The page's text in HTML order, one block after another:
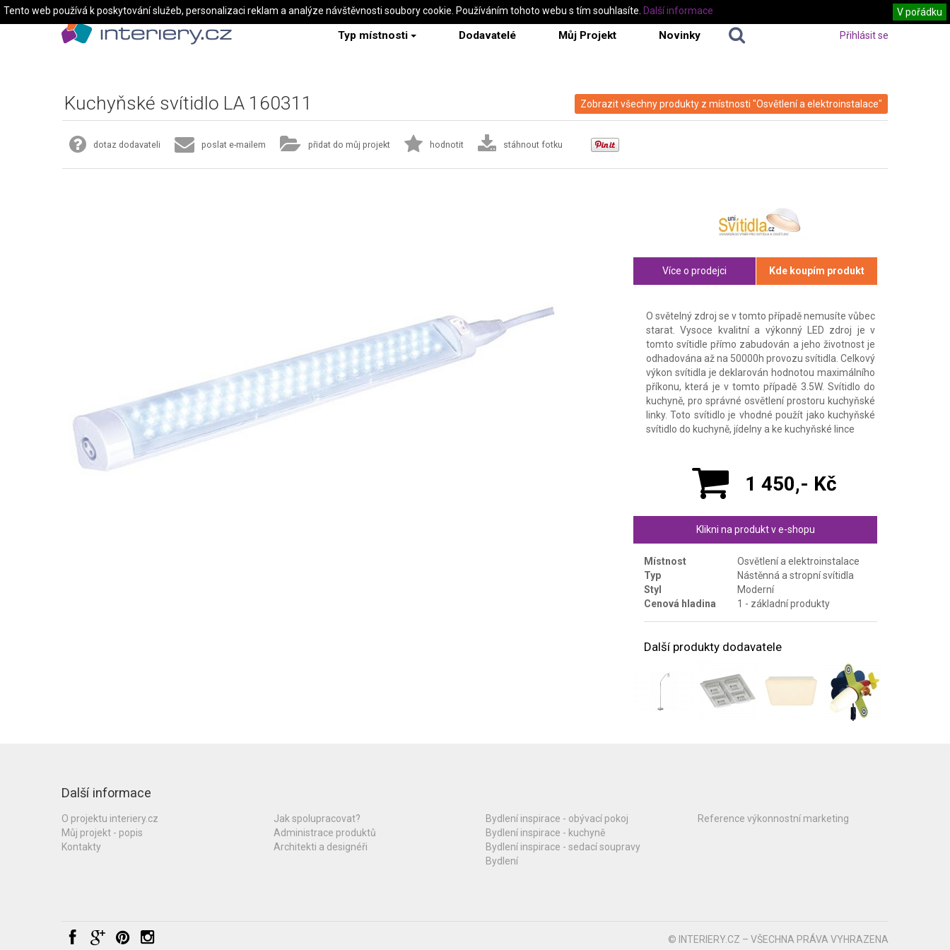
Typ místnosti Dodavatelé Můj Projekt Novinky Přihlásit se
Zobrazit všechny produkty z místnosti "Osvětlení a elektroinstalace"
Kuchyňské svítidlo LA 160311
dotaz dodavateli poslat e-mailem přidat do můj projekt hodnotit stáhnout fotku
Více o prodejci Kde koupím produkt
O světelný zdroj se v tomto případě nemusíte vůbec
starat. Vysoce kvalitní a výkonný LED zdroj je v
tomto svítidle přímo zabudován a jeho životnost je
odhadována až na 50000h provozu svítidla. Celkový
výkon svítidla je deklarován hodnotou maximálního
příkonu, která je v tomto případě 3.5W. Svítidlo do
kuchyně, pro správné osvětlení prostoru kuchyňské
linky. Toto svítidlo je vhodné použít jako kuchyňské
svítidlo do kuchyně, jídelny a ke kuchyňské lince
1 450,- Kč
Klikni na produkt v e-shopu
Místnost
Osvětlení a elektroinstalace
Typ
Nástěnná a stropní svítidla
Styl
Moderní
Cenová hladina
1 - základní produkty
Další produkty dodavatele
Další informace
O projektu interiery.cz
Můj projekt - popis
Kontakty
Jak spolupracovat?
Administrace produktů
Architekti a designéři
Bydlení inspirace - obývací pokoj
Bydlení inspirace - kuchyně
Bydlení inspirace - sedací soupravy
Bydlení
Reference výkonnostní marketing
© INTERIERY.CZ – VŠECHNA PRÁVA VYHRAZENA
Tento web používá k poskytování služeb, personalizaci reklam a analýze návštěvnosti soubory cookie. Používáním tohoto webu s tím souhlasíte. V pořádku
Další informace